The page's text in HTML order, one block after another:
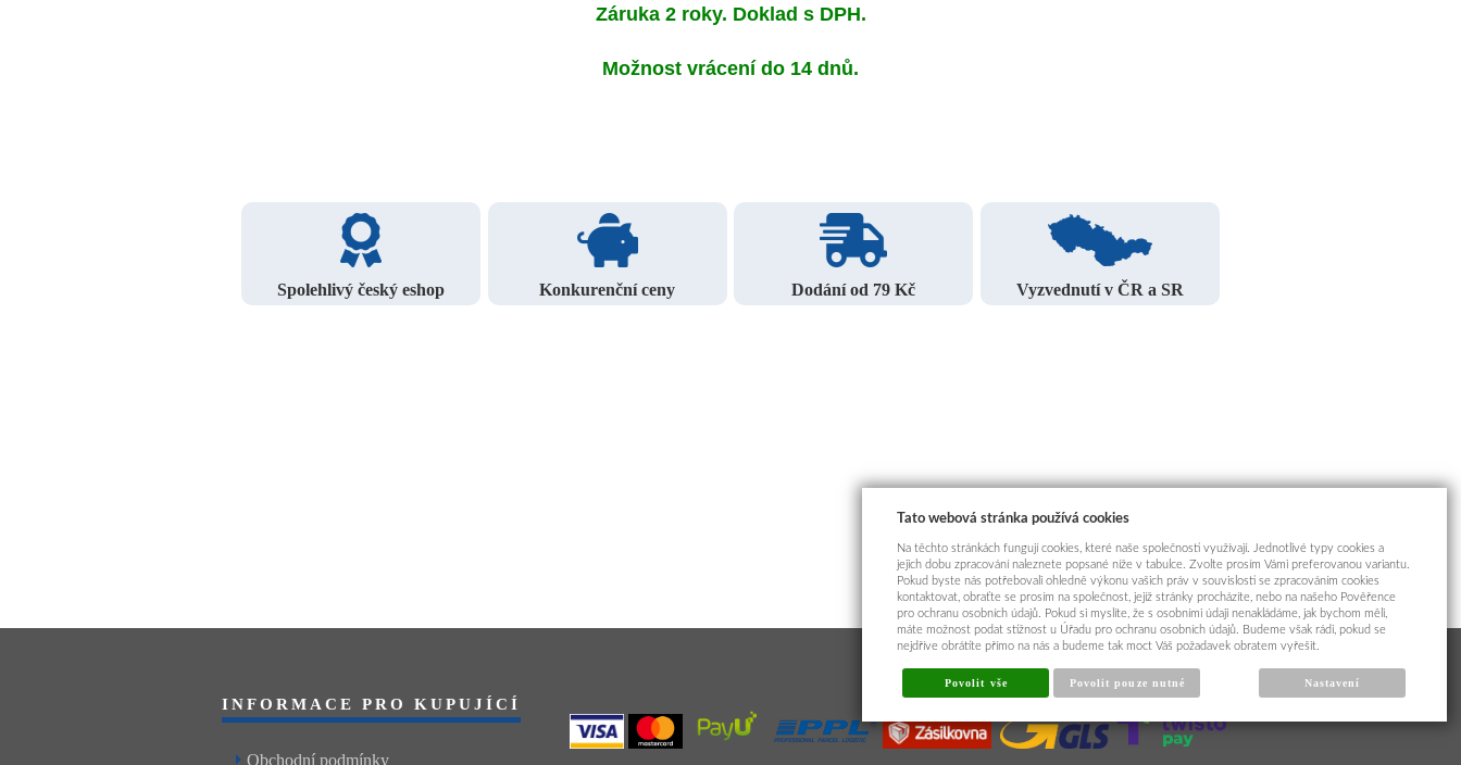
Záruka 2 roky. Doklad s DPH.
Možnost vrácení do 14 dnů.
Spolehlivý český eshop Konkurenční ceny Dodání od 79 Kč Vyzvednutí v ČR a SR
INFORMACE PRO KUPUJÍCÍ
Obchodní podmínky
Tato webová stránka používá cookies
Na těchto stránkách fungují cookies, které naše společnosti využívají. Jednotlivé typy cookies a
jejich dobu zpracování naleznete popsané níže v tabulce. Zvolte prosím Vámi preferovanou variantu.
Pokud byste nás potřebovali ohledně výkonu vašich práv v souvislosti se zpracováním cookies
kontaktovat, obraťte se prosím na společnost, jejíž stránky procházíte, nebo na našeho Pověřence
pro ochranu osobních údajů. Pokud si myslíte, že s osobními údaji nenakládáme, jak bychom měli,
máte možnost podat stížnost u Úřadu pro ochranu osobních údajů. Budeme však rádi, pokud se
nejdříve obrátíte přímo na nás a budeme tak moct Váš požadavek obratem vyřešit.
Povolit vše Povolit pouze nutné Nastavení